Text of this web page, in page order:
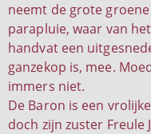
neemt de grote groene
parapluie, waar van het
handvat een
ganzekop is, mee.
immers niet.
De Baron is een
doch zijn zuster Freule